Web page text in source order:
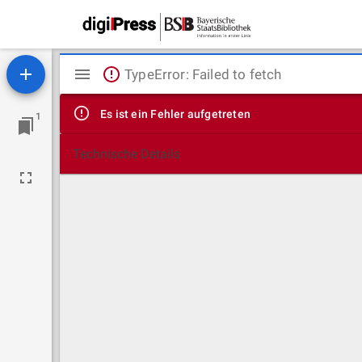
1
Mirador
Viewer
TypeError: Failed to fetch
Es ist ein Fehler aufgetreten
Technische Details